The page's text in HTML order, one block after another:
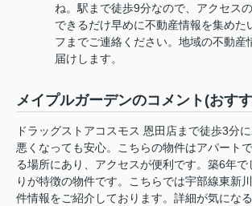
ね。駅まで徒歩9分なので、アクセスの
できるだけ早めに不動産情報を集めた
フまでご連絡ください。地域の不動産
届けします。
メイプルガーデンのコメント(おす
ドラッグストアコスモス 恩田店まで徒歩3分
悪くなっても安心。こちらの物件はアパート
る場所にあり、アクセスが便利です。築6年
りが特徴の物件です。こちらでは宇部線東新
件情報をご紹介しております。詳細が気にな